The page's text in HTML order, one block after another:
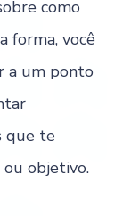
como
forma, você
a um ponto
que te
objetivo.